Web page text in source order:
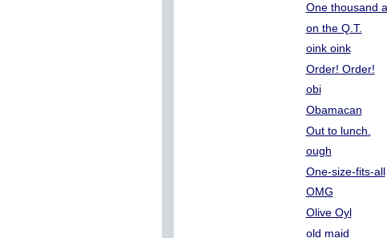
One thousand
on the Q.T.
oink oink
Order! Order!
obi
Obamacan
Out to lunch.
ough
One-size-fits-all
OMG
Olive Oyl
old maid